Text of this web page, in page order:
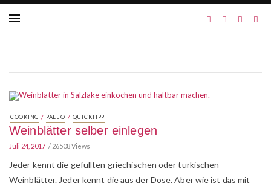
COOKING / PALEO / QUICKTIPP
Weinblätter selber einlegen
Juli 24, 2017 26508 Views
Jeder kennt die gefüllten griechischen oder türkischen
Weinblätter. Jeder kennt die aus der Dose. Aber wie ist das mit